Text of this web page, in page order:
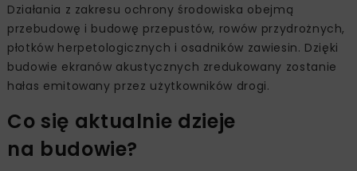
Działania z zakresu ochrony środowiska obejmą
przebudowę i budowę przepustów, rowów przydrożnych,
płotków herpetologicznych i osadników zawiesin. Dzięki
budowie ekranów akustycznych zredukowany zostanie
hałas emitowany przez użytkowników drogi.
Co się aktualnie dzieje
na budowie?